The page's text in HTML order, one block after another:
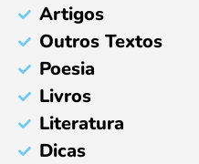
Artigos
Outros Textos
Poesia
Livros
Literatura
Dicas